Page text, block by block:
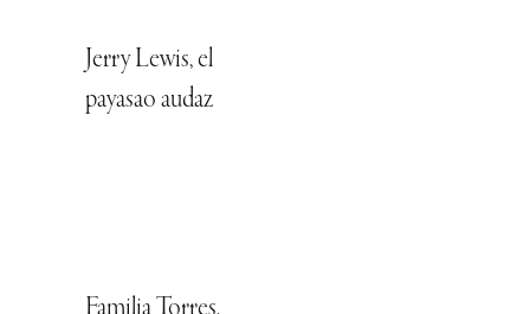
Jerry Lewis, el
payasao audaz